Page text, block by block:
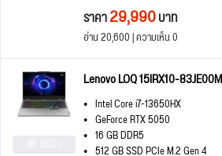
ราคา29,990บาท
อ่าน 20,600 | ความเห็น 0
Lenovo LOQ 15IRX10-
Intel Core i7-13650HX
GeForce RTX 5050
16 GB DDR5
512 GB SSD PCIe M.2 Gen 4